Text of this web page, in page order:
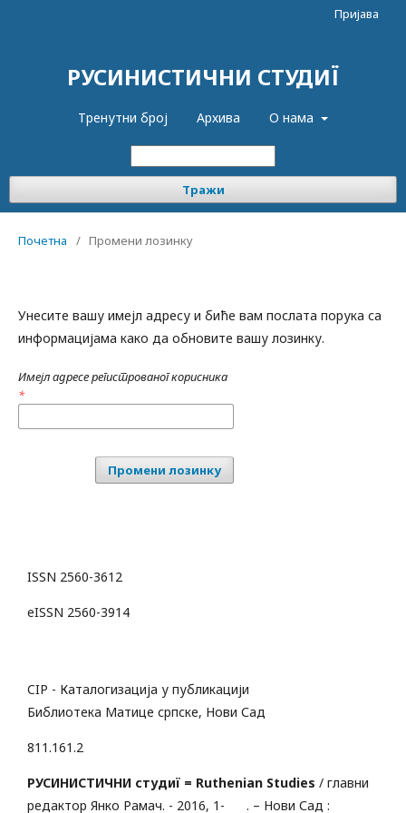
РУСИНИСТИЧНИ СТУДИЇ
Тренутни број Архива О нама
Тражи
Пријава
Почетна / Промени лозинку
Унесите вашу имејл адресу и биће вам послата порука са
информацијама како да обновите вашу лозинку.
Имејл адресе регистрованог корисника
*
Промени лозинку
ISSN 2560-3612
eISSN 2560-3914
CIP - Каталогизација у публикацији
Библиотека Матице српске, Нови Сад
811.161.2
РУСИНИСТИЧНИ студиï = Ruthenian Studies / главни
редактор Янко Рамач. - 2016, 1- . – Нови Сад :